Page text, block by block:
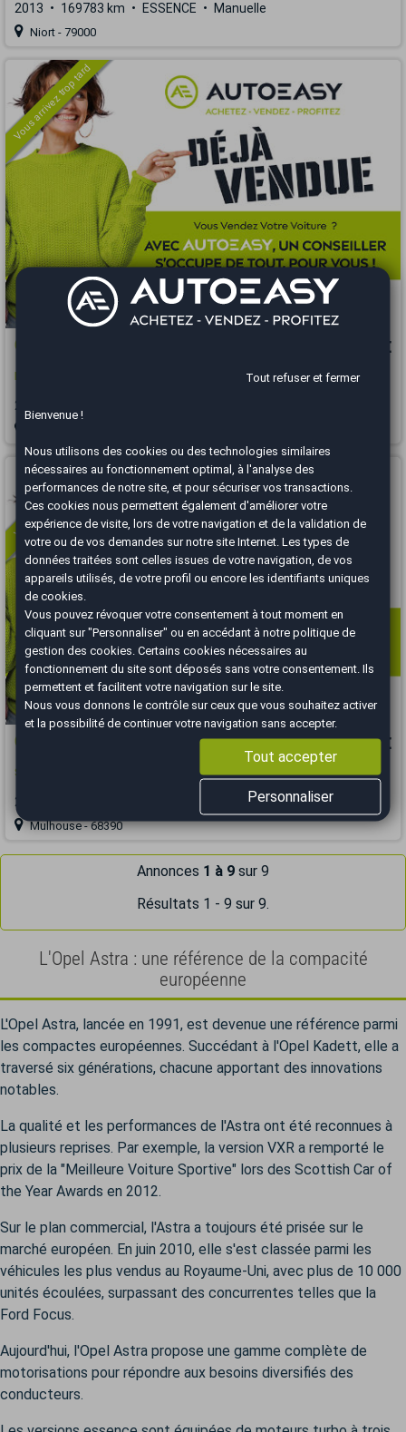
2013 169783 km ESSENCE Manuelle
Niort - 79000
Vous arrivez trop tard
Opel Astra 7 690 €
K Hatchback (68) 1.6 CDTI 16V FAP ecoFLEX S&S 110 cv EDITION
2016
Vous arrivez trop tard
Opel Astra 10 990 €
Sport Tourer 1.5 CDTI 122 Elegance - Full Leds - CarPlay - Caméra -
2019
Mulhouse - 68390
Annonces 1 à 9 sur 9
Résultats 1 - 9 sur 9.
L'Opel Astra : une référence de la compacité
européenne
L'Opel Astra, lancée en 1991, est devenue une référence parmi
les compactes européennes. Succédant à l'Opel Kadett, elle a
traversé six générations, chacune apportant des innovations
notables.
La qualité et les performances de l'Astra ont été reconnues à
plusieurs reprises. Par exemple, la version VXR a remporté le
prix de la "Meilleure Voiture Sportive" lors des Scottish Car of
the Year Awards en 2012.
Sur le plan commercial, l'Astra a toujours été prisée sur le
marché européen. En juin 2010, elle s'est classée parmi les
véhicules les plus vendus au Royaume-Uni, avec plus de 10 000
unités écoulées, surpassant des concurrentes telles que la
Ford Focus.
Aujourd'hui, l'Opel Astra propose une gamme complète de
motorisations pour répondre aux besoins diversifiés des
conducteurs.
Tout refuser et fermer
Bienvenue !
Nous utilisons des cookies ou des technologies similaires
nécessaires au fonctionnement optimal, à l'analyse des
performances de notre site, et pour sécuriser vos transactions.
Ces cookies nous permettent également d'améliorer votre
expérience de visite, lors de votre navigation et de la validation de
votre ou de vos demandes sur notre site Internet. Les types de
données traitées sont celles issues de votre navigation, de vos
appareils utilisés, de votre profil ou encore les identifiants uniques
de cookies.
Vous pouvez révoquer votre consentement à tout moment en
cliquant sur "Personnaliser" ou en accédant à notrepolitique de
gestion des cookies . Certains cookies nécessaires au
fonctionnement du site sont déposés sans votre consentement. Ils
permettent et facilitent votre navigation sur le site.
Nous vous donnons le contrôle sur ceux que vous souhaitez activer
et la possibilité de continuer votre navigation sans accepter.
Tout accepter
Personnaliser